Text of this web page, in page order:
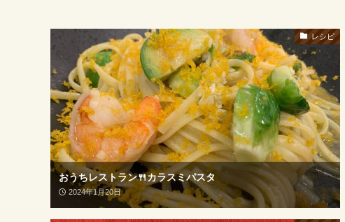
レシピ
おうちレストラン🍴カラスミパスタ
2024年1月20日